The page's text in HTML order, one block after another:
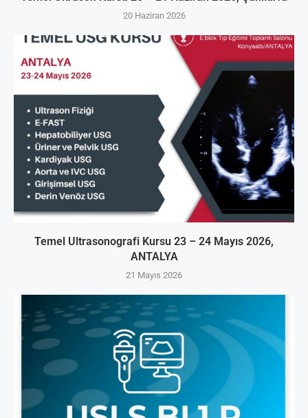
20 Haziran 2026
Temel Ultrasonografi Kursu 23 – 24 Mayıs 2026,
ANTALYA
21 Mayıs 2026